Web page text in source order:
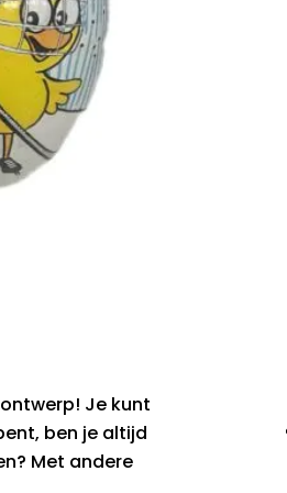
Je kunt
ben je altijd
Met andere